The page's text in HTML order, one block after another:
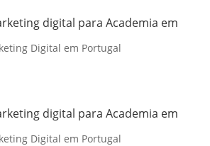
digital para Academia em
Digital em Portugal
digital para Academia em
Digital em Portugal